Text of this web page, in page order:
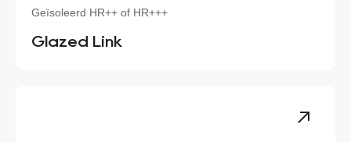
Geïsoleerd HR++ of HR+++
Glazed Link